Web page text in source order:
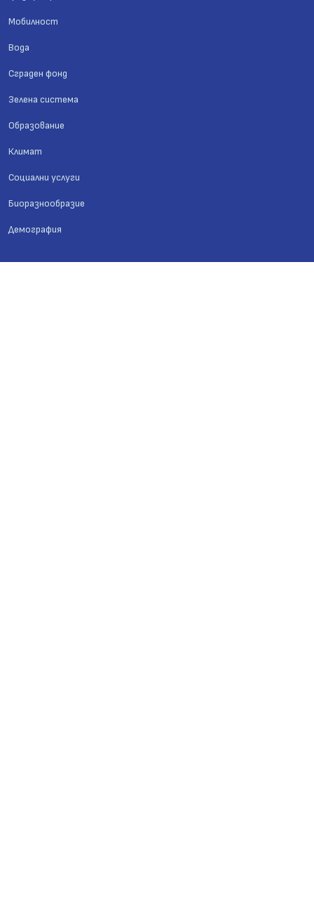
Мобилност
Вода
Сграден фонд
Зелена система
Образование
Климат
Социални услуги
Биоразнообразие
Демография